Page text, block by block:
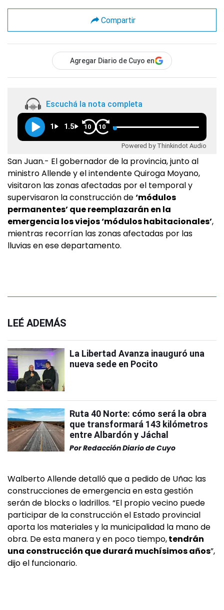
Compartir
Agregar Diario de Cuyo en
Escuchá la nota completa
1 1.5 10 10
Powered by Thinkindot Audio
San Juan.- El gobernador de la provincia, junto al
ministro Allende y el intendente Quiroga Moyano,
visitaron las zonas afectadas por el temporal y
supervisaron la construcción de‘módulos
permanentes’ que reemplazarán en la
emergencia los viejos ‘módulos habitacionales’,
mientras recorrían las zonas afectadas por las
lluvias en ese departamento.
LEÉ ADEMÁS
La Libertad Avanza inauguró una
nueva sede en Pocito
Ruta 40 Norte: cómo será la obra
que transformará 143 kilómetros
entre Albardón y Jáchal
PorRedacción Diario de Cuyo
Walberto Allende detalló que a pedido de Uñac las
construcciones de emergencia en esta gestión
serán de blocks o ladrillos. “El propio vecino puede
participar de la construcción el Estado provincial
aporta los materiales y la municipalidad la mano de
obra. De esta manera y en poco tiempo,tendrán
una construcción que durará muchísimos años”,
dijo el funcionario.